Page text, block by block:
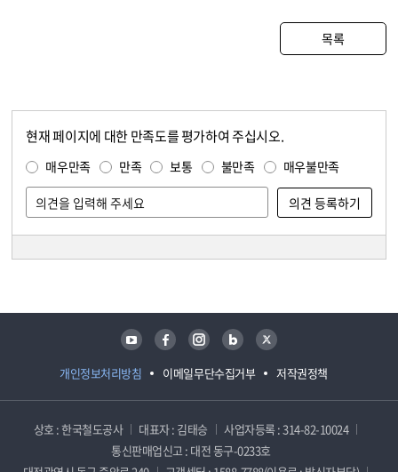
목록
현재 페이지에 대한 만족도를 평가하여 주십시오.
매우만족 만족 보통 불만족 매우불만족
개인정보처리방침 이메일무단수집거부 저작권정책
유튜브 페이스북 인스타그램 블로그 트위터
상호 : 한국철도공사 대표자 : 김태승
사업자등록 : 314-82-10024
통신판매업신고 : 대전 동구-0233호